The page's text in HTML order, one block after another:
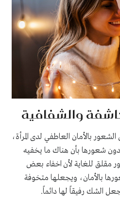
والشفافية
بالأمان العاطفي لدى المرأة،
شعورها بأن هناك ما يخفيه
مقلق للغاية لأن اخفاء بعض
بالأمان، ويجعلها متخوفة
الشك رفيقاً لها دائماً.